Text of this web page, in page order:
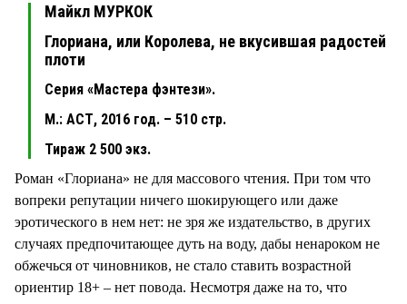
Майкл МУРКОК
Глориана, или Королева, не вкусившая радостей
плоти
Серия «Мастера фэнтези».
М.: АСТ, 2016 год. – 510 стр.
Тираж 2 500 экз.
Роман «Глориана» не для массового чтения. При том что
вопреки репутации ничего шокирующего или даже
эротического в нем нет: не зря же издательство, в других
случаях предпочитающее дуть на воду, дабы ненароком не
обжечься от чиновников, не стало ставить возрастной
ориентир 18+ – нет повода. Несмотря даже на то, что